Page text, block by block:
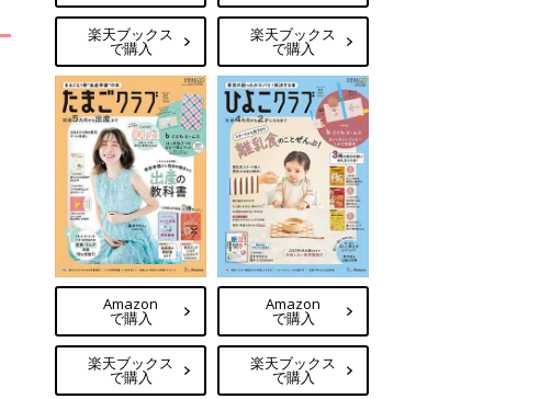
楽天ブックス
で購入
楽天ブックス
で購入
Amazon
で購入
楽天ブックス
で購入
Amazon
で購入
楽天ブックス
で購入